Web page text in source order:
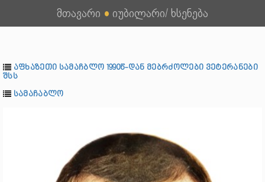
მთავარი ● იუბილარი/ ხსენება
აფხაზეთი სამაჩბლო 1990წ-დან მებრძოლები ვეტერანები
შსს
სამაჩაბლო